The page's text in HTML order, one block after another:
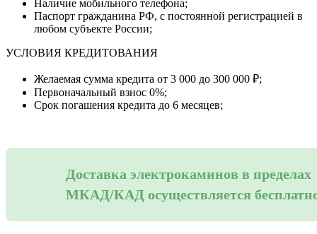
Наличие мобильного телефона;
Паспорт гражданина РФ, с постоянной регистрацией в
любом субъекте России;
УСЛОВИЯ КРЕДИТОВАНИЯ
Желаемая сумма кредита от 3 000 до 300 000 ₽;
Первоначальный взнос 0%;
Срок погашения кредита до 6 месяцев;
Доставка электрокаминов в пределах
МКАД/КАД осуществляется